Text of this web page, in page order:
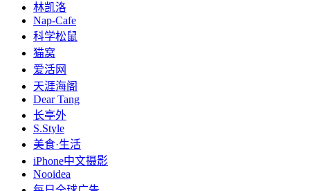
林凯洛
Nap-Cafe
科学松鼠
猫窝
爱活网
天涯海阁
Dear Tang
长亭外
S.Style
美食·生活
iPhone中文摄影
Nooidea